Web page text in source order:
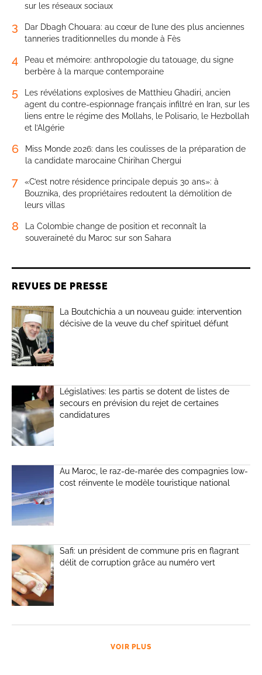
sur les réseaux sociaux
3
Dar Dbagh Chouara: au cœur de l’une des plus anciennes
tanneries traditionnelles du monde à Fès
4
Peau et mémoire: anthropologie du tatouage, du signe
berbère à la marque contemporaine
5
Les révélations explosives de Matthieu Ghadiri, ancien
agent du contre-espionnage français infiltré en Iran, sur les
liens entre le régime des Mollahs, le Polisario, le Hezbollah
et l’Algérie
6
Miss Monde 2026: dans les coulisses de la préparation de
la candidate marocaine Chirihan Chergui
7
«C’est notre résidence principale depuis 30 ans»: à
Bouznika, des propriétaires redoutent la démolition de
leurs villas
8
La Colombie change de position et reconnaît la
souveraineté du Maroc sur son Sahara
REVUES DE PRESSE
La Boutchichia a un nouveau guide: intervention
décisive de la veuve du chef spirituel défunt
Législatives: les partis se dotent de listes de
secours en prévision du rejet de certaines
candidatures
Au Maroc, le raz-de-marée des compagnies low-
cost réinvente le modèle touristique national
Safi: un président de commune pris en flagrant
délit de corruption grâce au numéro vert
VOIR PLUS